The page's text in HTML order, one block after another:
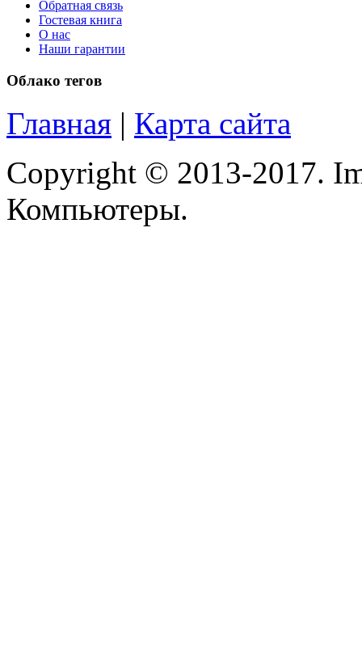
Обратная связь
Гостевая книга
О нас
Наши гарантии
Облако тегов
Главная | Карта сайта
Copyright © 2013-2017.
Компьютеры.